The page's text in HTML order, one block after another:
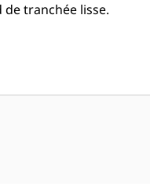
de tranchée lisse.